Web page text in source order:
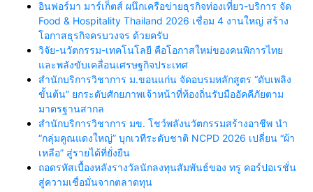
อินฟอร์มา มาร์เก็ตส์ ผนึกเครือข่ายธุรกิจท่องเที่ยว-บริการ จัด
Food & Hospitality Thailand 2026 เชื่อม 4 งานใหญ่ สร้าง
โอกาสธุรกิจครบวงจร ด้วยครับ
วิจัย-นวัตกรรม-เทคโนโลยี คือโอกาสใหม่ของคนพิการไทย
และพลังขับเคลื่อนเศรษฐกิจประเทศ
สำนักบริการวิชาการ ม.ขอนแก่น จัดอบรมหลักสูตร “ดับเพลิง
ขั้นต้น” ยกระดับศักยภาพเจ้าหน้าที่ท้องถิ่นรับมืออัคคีภัยตาม
มาตรฐานสากล
สำนักบริการวิชาการ มข. โชว์พลังนวัตกรรมสร้างอาชีพ นำ
“กลุ่มคูณแดงใหญ่” บุกเวทีระดับชาติ NCPD 2026 เปลี่ยน “ผ้า
เหลือ” สู่รายได้ที่ยั่งยืน
ถอดรหัสเบื้องหลังรางวัลนักลงทุนสัมพันธ์ของ ทรู คอร์ปอเรชั่น
สู่ความเชื่อมั่นจากตลาดทุน